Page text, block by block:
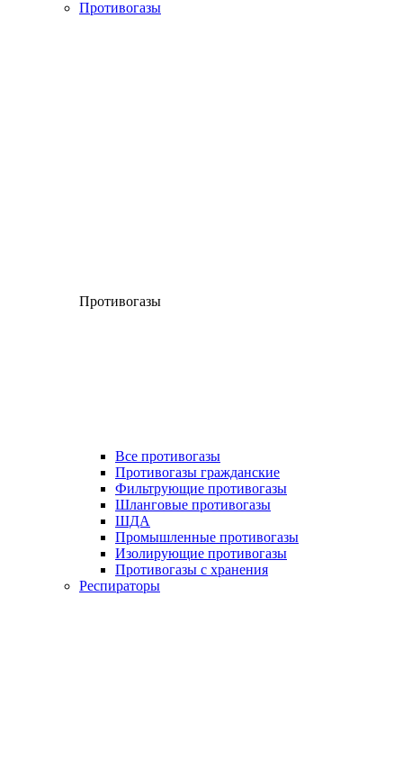
Противогазы
Противогазы
Все противогазы
Противогазы гражданские
Фильтрующие противогазы
Шланговые противогазы
ШДА
Промышленные противогазы
Изолирующие противогазы
Противогазы с хранения
Респираторы